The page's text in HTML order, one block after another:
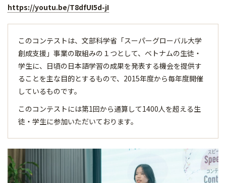
https://youtu.be/T8dfUI5d-jI
このコンテストは、文部科学省「スーパーグローバル大学
創成支援」事業の取組みの１つとして、ベトナムの生徒・
学生に、日頃の日本語学習の成果を発表する機会を提供す
ることを主な目的とするもので、2015年度から毎年度開催
しているものです。
このコンテストには第1回から通算して1400人を超える生
徒・学生に参加いただいております。